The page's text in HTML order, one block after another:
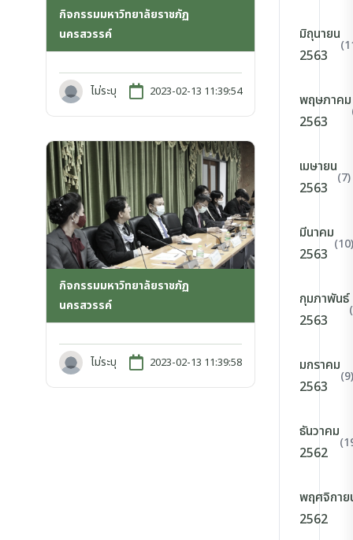
กิจกรรมมหาวิทยาลัยราชภัฏ
นครสวรรค์
ไม่ระบุ 2023-02-13 11:39:54
กิจกรรมมหาวิทยาลัยราชภัฏ
นครสวรรค์
ไม่ระบุ 2023-02-13 11:39:58
มิถุนายน
2563
พฤษภาคม
2563
เมษายน
2563
(7)
มีนาคม
2563
(10)
กุมภาพันธ์
2563
มกราคม
2563
(9)
ธันวาคม
2562
พฤศจิกาย
2562